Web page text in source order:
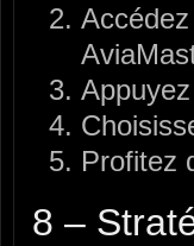
Profitez
8 –